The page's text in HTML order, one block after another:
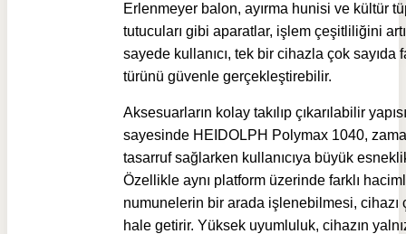
Erlenmeyer balon, ayırma hunisi ve kültür
tutucuları gibi aparatlar, işlem çeşitliliğini
sayede kullanıcı, tek bir cihazla çok sayıda
türünü güvenle gerçekleştirebilir.
Aksesuarların kolay takılıp çıkarılabilir yapısı
sayesinde HEIDOLPH Polymax 1040,
tasarruf sağlarken kullanıcıya büyük
Özellikle aynı platform üzerinde farklı
numunelerin bir arada işlenebilmesi, cihazı
hale getirir. Yüksek uyumluluk, cihazın